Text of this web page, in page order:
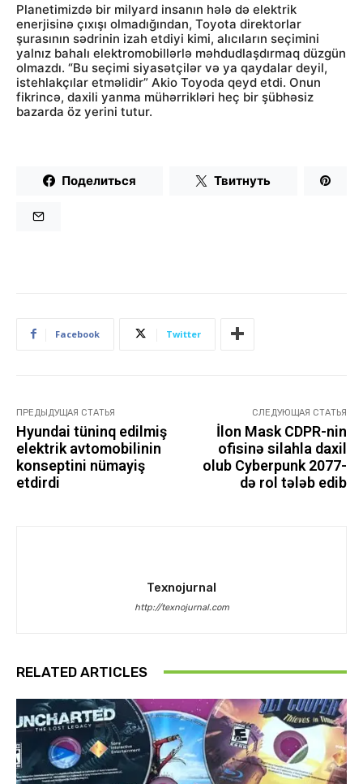
Planetimizdə bir milyard insanın hələ də elektrik
enerjisinə çıxışı olmadığından, Toyota direktorlar
şurasının sədrinin izah etdiyi kimi, alıcıların seçimini
yalnız bahalı elektromobillərlə məhdudlaşdırmaq düzgün
olmazdı. “Bu seçimi siyasətçilər və ya qaydalar deyil,
istehlakçılar etməlidir” Akio Toyoda qeyd etdi. Onun
fikrincə, daxili yanma mühərrikləri heç bir şübhəsiz
bazarda öz yerini tutur.
Поделиться Твитнуть
Facebook Twitter
ПРЕДЫДУЩАЯ СТАТЬЯ
Hyundai tüninq edilmiş
elektrik avtomobilinin
konseptini nümayiş
etdirdi
СЛЕДУЮЩАЯ СТАТЬЯ
İlon Mask CDPR-nin
ofisinə silahla daxil
olub Cyberpunk 2077-
də rol tələb edib
Texnojurnal
http://texnojurnal.com
RELATED ARTICLES